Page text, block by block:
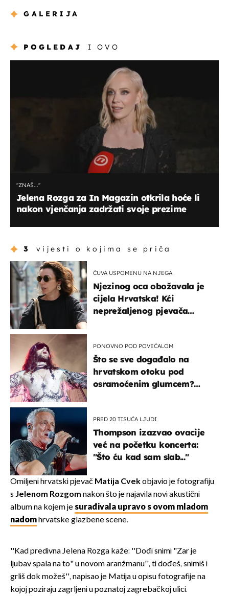
GALERIJA
POGLEDAJ I OVO
''ZNAŠ...''
Jelena Rozga za In Magazin otkrila hoće li
nakon vjenčanja zadržati svoje prezime
3 vijesti o kojima se priča
ČUVA USPOMENU NA NJEGA
Njezinog oca obožavala je
cijela Hrvatska! Kći
neprežaljenog pjevača
PONOVNO POD POVEĆALOM
Što se sve događalo na
hrvatskom otoku pod
osramoćenim glumcem?
PRED 20 TISUĆA LJUDI
Thompson izazvao ovacije
već na početku koncerta:
"Što ću kad sam slab..."
Omiljeni hrvatski pjevač Matija Cvekobjavio je fotografiju
s Jelenom Rozgom nakon što je najavila novi akustični
album na kojem jesurađivala upravo s ovom mladom
nadomhrvatske glazbene scene.
''Kad predivna Jelena Rozga kaže: ''Dođi snimi "Zar je
ljubav spala na to" u novom aranžmanu'', ti dođeš, snimiš i
grliš dok možeš'', napisao je Matija u opisu fotografije na
kojoj poziraju zagrljeni u poznatoj zagrebačkoj ulici.